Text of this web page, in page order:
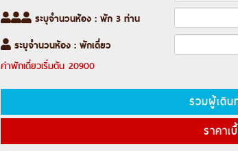
ระบุจำนวนห้อง : พัก 3 ท่าน
ระบุจำนวนห้อง : พักเดี่ยว
ค่าพักเดี่ยวเริ่มต้น 20900
รวมผู้เดิน
ราคาเ